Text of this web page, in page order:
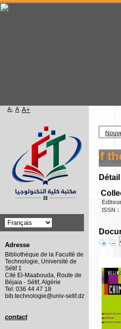
to the library of
ISSN :
Accueil
A- A A+
Adresse
Bibliothèque de la Faculté de
Technologie, Université de
Sétif 1
Cité El-Maabouda, Route de
Béjaia - Sétif, Algérie
Tel: 036 44 47 18
bib.technologie@univ-setif.dz
contact